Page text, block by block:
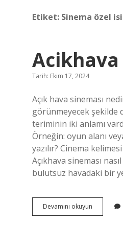
Etiket: Sinema özel
Tarih: Ekim 17, 2024
Açık hava sineması
görünmeyecek şekilde
teriminin iki anlamı
Örneğin: oyun alanı
yazılır? Cinema
Açıkhava sineması
bulutsuz havadaki bir
Devamını okuyun Acikhava
Sinemasi